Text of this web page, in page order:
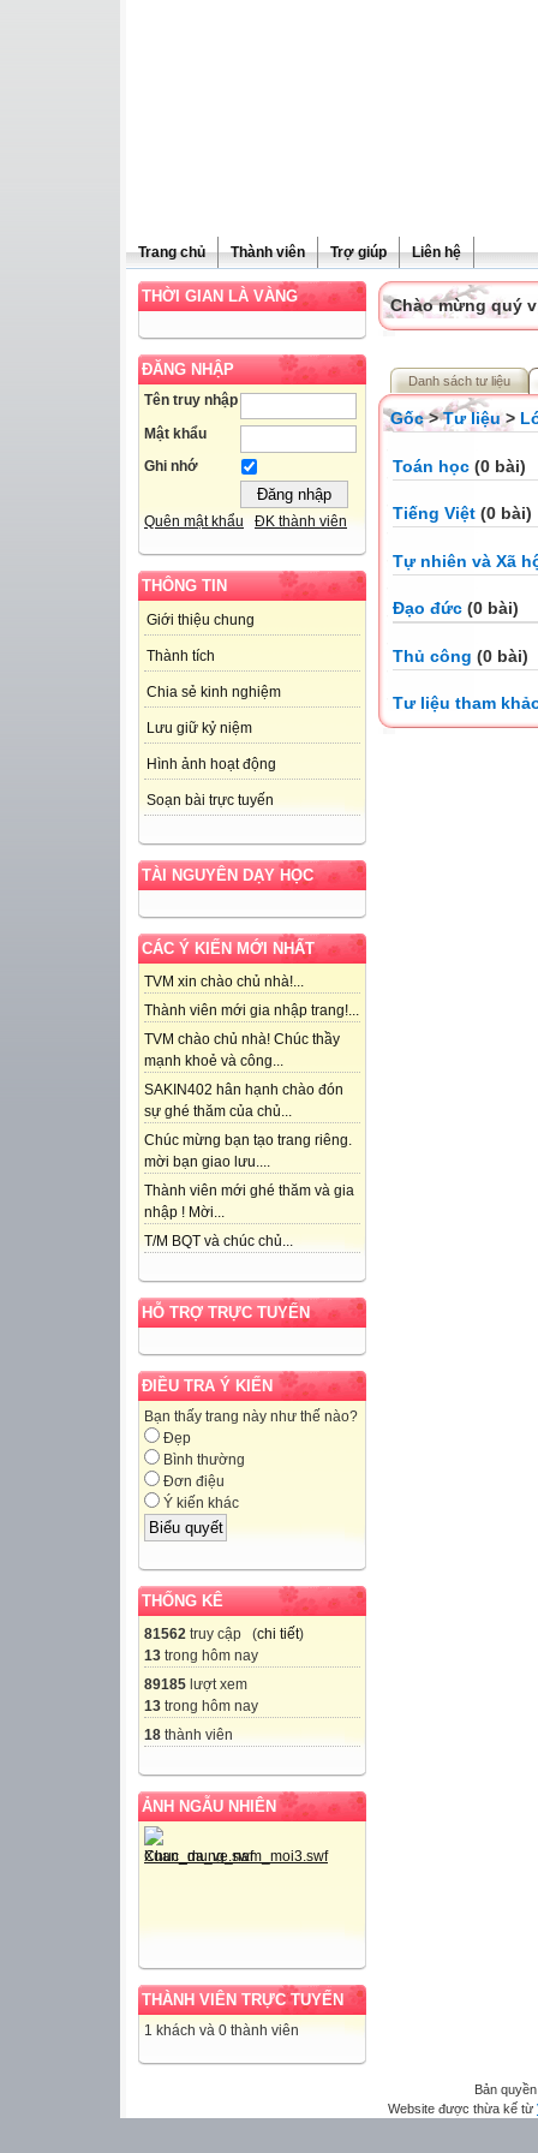
Trang chủ Thành viên Trợ giúp Liên hệ
THỜI GIAN LÀ VÀNG
ĐĂNG NHẬP
Tên truy nhập
Mật khẩu
Ghi nhớ
Quên mật khẩu ĐK thành viên
THÔNG TIN
Giới thiệu chung
Thành tích
Chia sẻ kinh nghiệm
Lưu giữ kỷ niệm
Hình ảnh hoạt động
Soạn bài trực tuyến
TÀI NGUYÊN DẠY HỌC
CÁC Ý KIẾN MỚI NHẤT
TVM xin chào chủ nhà!...
Thành viên mới gia nhập trang!...
TVM chào chủ nhà! Chúc thầy
mạnh khoẻ và công...
SAKIN402 hân hạnh chào đón
sự ghé thăm của chủ...
Chúc mừng bạn tạo trang riêng.
mời bạn giao lưu....
Thành viên mới ghé thăm và gia
nhập ! Mời...
T/M BQT và chúc chủ...
HỖ TRỢ TRỰC TUYẾN
ĐIỀU TRA Ý KIẾN
Bạn thấy trang này như thế nào?
Đẹp
Bình thường
Đơn điệu
Ý kiến khác
THỐNG KÊ
81562 truy cập (chi tiết)
13 trong hôm nay
89185 lượt xem
13 trong hôm nay
18 thành viên
ẢNH NGẪU NHIÊN
THÀNH VIÊN TRỰC TUYẾN
1 khách và 0 thành viên
Chào mừng quý
Danh sách tư liệu
Gốc>Tư liệu>
Toán học (0 bài)
Tiếng Việt (0 bài)
Tự nhiên và Xã
Đạo đức (0 bài)
Thủ công (0 bài)
Tư liệu tham
Bản
Website được thừa kế từ